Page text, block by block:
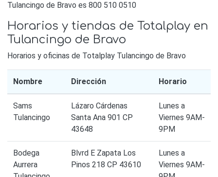
Tulancingo de Bravo es 800 510 0510
Horarios y tiendas de Totalplay en
Tulancingo de Bravo
Horarios y oficinas de Totalplay Tulancingo de Bravo
Nombre Dirección Horario
Sams
Tulancingo
Lázaro Cárdenas
Santa Ana 901 CP
43648
Lunes a
Viernes 9AM-
9PM
Bodega
Aurrera
Blvrd E Zapata Los
Pinos 218 CP 43610
Lunes a
Viernes 9AM-